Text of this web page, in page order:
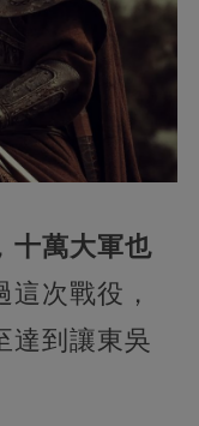
十萬大軍也
這次戰役，
達到讓東吳